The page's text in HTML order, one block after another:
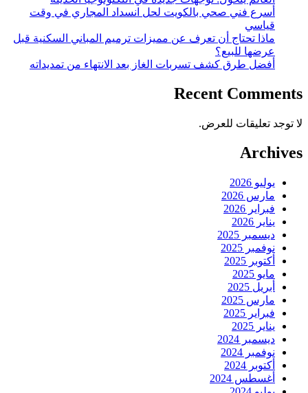
أسرع فني صحي بالكويت لحل انسداد المجاري في وقت
قياسي
ماذا تحتاج أن تعرف عن مميزات ترميم المباني السكنية قبل
عرضها للبيع؟
أفضل طرق كشف تسربات الغاز بعد الانتهاء من تمديداته
Recent Comments
لا توجد تعليقات للعرض.
Archives
يوليو 2026
مارس 2026
فبراير 2026
يناير 2026
ديسمبر 2025
نوفمبر 2025
أكتوبر 2025
مايو 2025
أبريل 2025
مارس 2025
فبراير 2025
يناير 2025
ديسمبر 2024
نوفمبر 2024
أكتوبر 2024
أغسطس 2024